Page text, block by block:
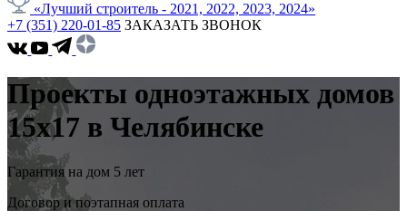
«Лучший строитель - 2021, 2022, 2023, 2024»
+7 (351) 220-01-85 ЗАКАЗАТЬ ЗВОНОК
Проекты одноэтажных домов
15x17 в Челябинске
Гарантия на дом 5 лет
Договор и поэтапная оплата